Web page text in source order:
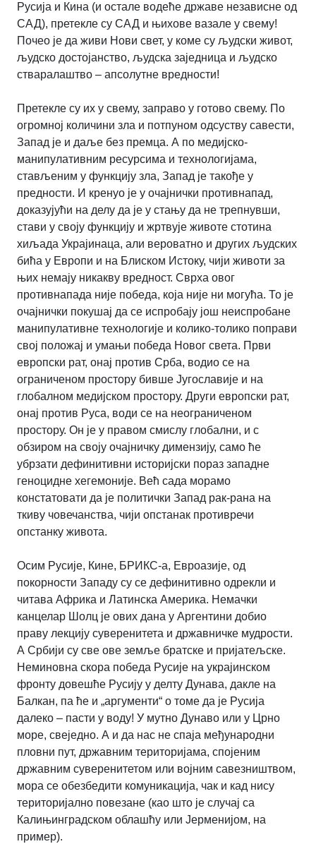
Русија и Кина (и остале водеће државе независне од
САД), претекле су САД и њихове вазале у свему!
Почео је да живи Нови свет, у коме су људски живот,
људско достојанство, људска заједница и људско
стваралаштво – апсолутне вредности!
Претекле су их у свему, заправо у готово свему. По
огромној количини зла и потпуном одсуству савести,
Запад је и даље без премца. А по медијско-
манипулативним ресурсима и технологијама,
стављеним у функцију зла, Запад је такође у
предности. И кренуо је у очајнички противнапад,
доказујући на делу да је у стању да не трепнувши,
стави у своју функцију и жртвује животе стотина
хиљада Украјинаца, али вероватно и других људских
бића у Европи и на Блиском Истоку, чији животи за
њих немају никакву вредност. Сврха овог
противнапада није победа, која није ни могућа. То је
очајнички покушај да се испробају још неиспробане
манипулативне технологије и колико-толико поправи
свој положај и умањи победа Новог света. Први
европски рат, онај против Срба, водио се на
ограниченом простору бивше Југославије и на
глобалном медијском простору. Други европски рат,
онај против Руса, води се на неограниченом
простору. Он је у правом смислу глобални, и с
обзиром на своју очајничку димензију, само ће
убрзати дефинитивни историјски пораз западне
геноцидне хегемоније. Већ сада морамо
констатовати да је политички Запад рак-рана на
ткиву човечанства, чији опстанак противречи
опстанку живота.
Осим Русије, Кине, БРИКС-а, Евроазије, од
покорности Западу су се дефинитивно одрекли и
читава Африка и Латинска Америка. Немачки
канцелар Шолц је ових дана у Аргентини добио
праву лекцију суверенитета и државничке мудрости.
А Србији су све ове земље братске и пријатељске.
Неминовна скора победа Русије на украјинском
фронту довешће Русију у делту Дунава, дакле на
Балкан, па ће и „аргументи“ о томе да је Русија
далеко – пасти у воду! У мутно Дунаво или у Црно
море, свеједно. А и да нас не спаја међународни
пловни пут, државним територијама, спојеним
државним суверенитетом или војним савезништвом,
мора се обезбедити комуникација, чак и кад нису
територијално повезане (као што је случај са
Калињинградском облашћу или Јерменијом, на
пример).